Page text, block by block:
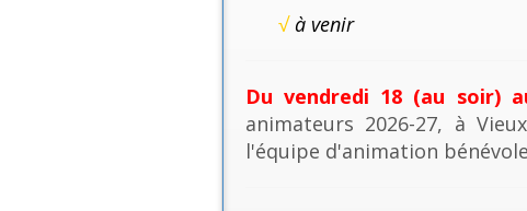
√à venir
Du vendredi 18 (au soir)
animateurs 2026-27, à
l'équipe d'animation